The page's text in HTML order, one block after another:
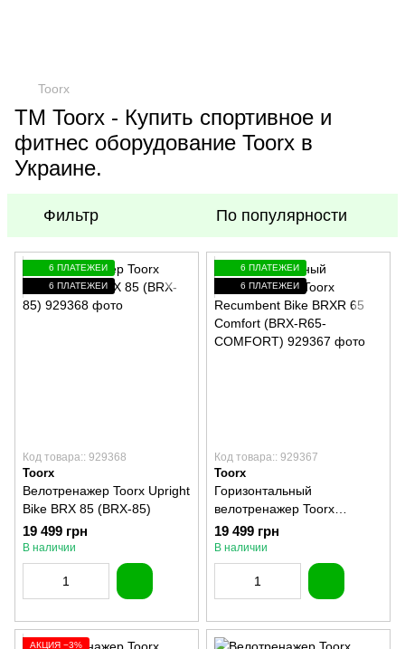
Toorx
TM Toorx - Купить спортивное и
фитнес оборудование Toorx в
Украине.
Фильтр По популярности
6 ПЛАТЕЖЕЙ
6 ПЛАТЕЖЕЙ
Код товара:: 929368
Toorx
Велотренажер Toorx Upright
Bike BRX 85 (BRX-85)
19 499 грн
В наличии
6 ПЛАТЕЖЕЙ
6 ПЛАТЕЖЕЙ
Код товара:: 929367
Toorx
Горизонтальный
велотренажер Toorx
Recumbent Bike BRXR 65
Comfort (BRX-R65-
COMFORT)
19 499 грн
В наличии
АКЦИЯ −3%